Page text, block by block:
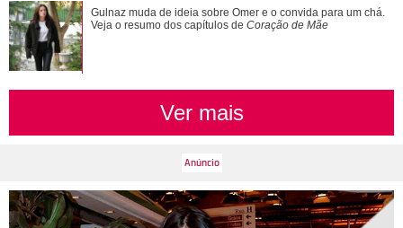
Gulnaz muda de ideia sobre Omer e o convida para um chá.
Veja o resumo dos capítulos de Coração de Mãe
Ver mais